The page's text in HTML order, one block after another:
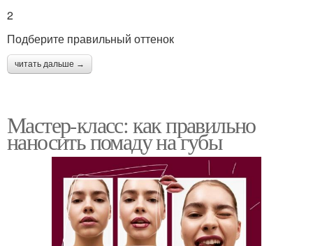
2
Подберите правильный оттенок
читать дальше →
Мастер-класс: как правильно
наносить помаду на губы